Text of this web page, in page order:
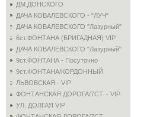
ДМ.ДОНСКОГО
ДАЧА КОВАЛЕВСКОГО - "ЛУЧ"
ДАЧА КОВАЛЕВСКОГО "Лазурный"
6ст.ФОНТАНА (БРИГАДНАЯ) VIP
ДАЧА КОВАЛЕВСКОГО "Лазурный"
9ст.ФОНТАНА - Посуточно
9ст.ФОНТАНА/КОРДОННЫЙ
ЛЬВОВСКАЯ - VIP
ФОНТАНСКАЯ ДОРОГА/7СТ. - VIP
УЛ. ДОЛГАЯ VIP